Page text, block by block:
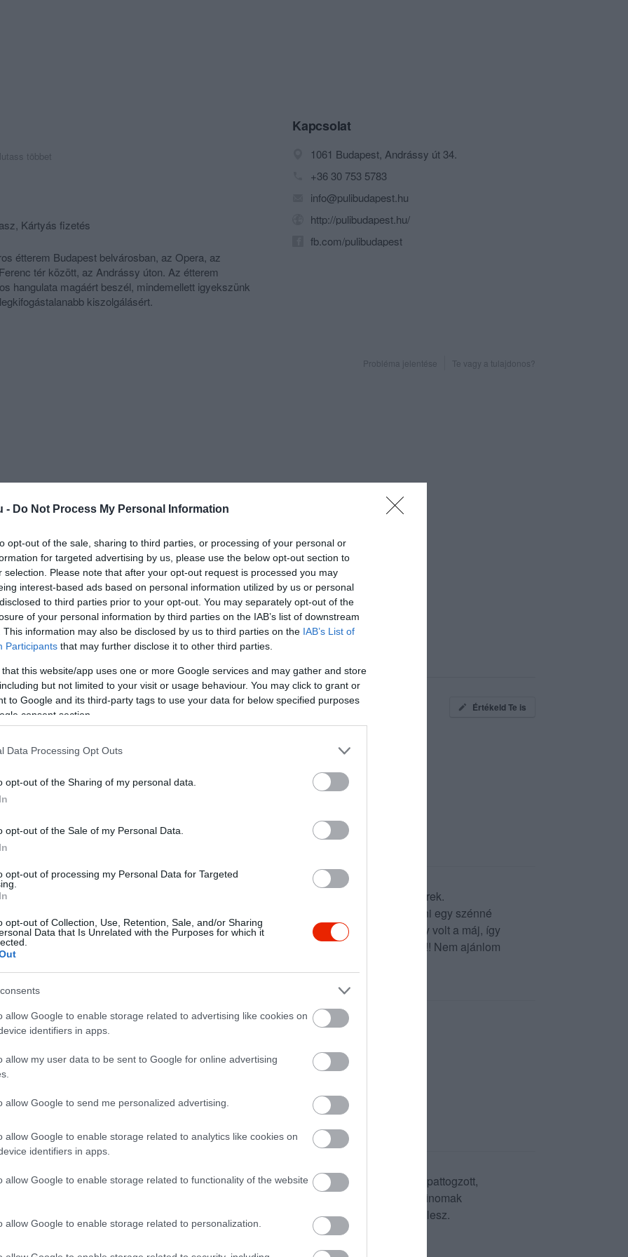
- Do Not Process My Personal Information
opt-out of the sale, sharing to third parties, or processing of your personal or
for targeted advertising by us, please use the below opt-out section to
selection. Please note that after your opt-out request is processed you may
interest-based ads based on personal information utilized by us or personal
to third parties prior to your opt-out. You may separately opt-out of the
of your personal information by third parties on the IAB’s list of downstream
This information may also be disclosed by us to third parties on the IAB’s List of
Participants that may further disclose it to other third parties.
that this website/app uses one or more Google services and may gather and store
but not limited to your visit or usage behaviour. You may click to grant or
to Google and its third-party tags to use your data for below specified purposes
consent section.
Data Processing Opt Outs
opt-out of the Sharing of my personal data.
opt-out of the Sale of my Personal Data.
opt-out of processing my Personal Data for Targeted
opt-out of Collection, Use, Retention, Sale, and/or Sharing
Data that Is Unrelated with the Purposes for which it
allow Google to enable storage related to advertising like cookies on
identifiers in apps.
allow my user data to be sent to Google for online advertising
allow Google to send me personalized advertising.
allow Google to enable storage related to analytics like cookies on
identifiers in apps.
allow Google to enable storage related to functionality of the website
allow Google to enable storage related to personalization.
többet
Kártyás fizetés
étterem Budapest belvárosban, az Opera, az
tér között, az Andrássy úton. Az étterem
hangulata magáért beszél, mindemellett igyekszünk
kiszolgálásért.
gazdagon, roston libamáj, csirkepaprikás,
Kapcsolat
1061 Budapest, Andrássy út 34.
+36 30 753 5783
info@pulibudapest.hu
http://pulibudapest.hu/
fb.com/pulibudapest
Probléma jelentése Te vagy a tulajdonos?
Értékeld Te is
Senki nem volt rajtunk kívül az étteremben, mégsem foglalkoztak velünk a pincérek.
rossz volt az étel. Nyers (nem rozé) libamáj, majd miután visszaküldtem átsütni egy szénné
kaptam helyette. Elnézést sem kértek, annyi volt a válasz, hogy mivel papírvékony volt a máj, így
szakács csak megégetni. Természetesen felszámolták a teljes árat érte. Soha többet!!!! Nem ajánlom
enni.
étteremben kuponnal.
és mosolygósak voltak.
és szépen tálalt volt.
megfelelő colt.
is voltunk. A kiszolgálás mindig tökéletes! Ételek is. Kétszer előfordult, hogy sérült , lepattogzott,
fel az ételt. Ez nem méltó a helyhez. Mégis annyira pozitív a hely hangulata és finomak
hogy ma is megyünk és még biztos több alkalommal fogunk, amíg véleményünk ez lesz.